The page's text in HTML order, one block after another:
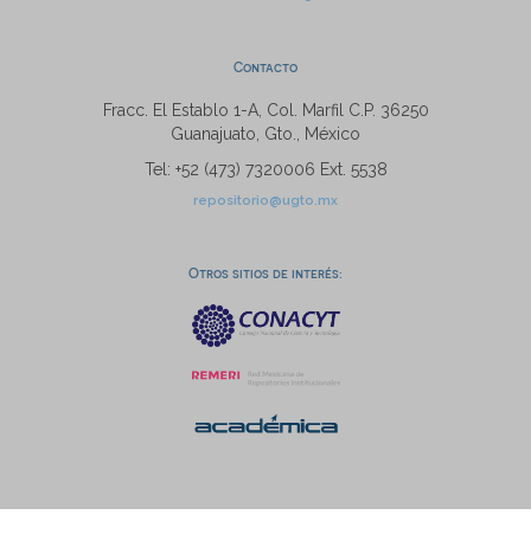
Contacto
Fracc. El Establo 1-A, Col. Marfil C.P. 36250
Guanajuato, Gto., México
Tel: +52 (473) 7320006 Ext. 5538
repositorio@ugto.mx
Otros sitios de interés: